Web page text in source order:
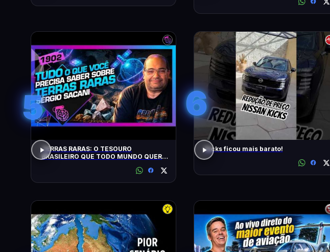
5
TERRAS RARAS: O TESOURO
BRASILEIRO QUE TODO MUNDO QUER:
6
Kicks ficou mais barato!